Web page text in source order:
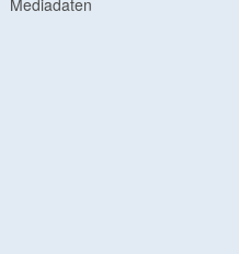
Mediadaten